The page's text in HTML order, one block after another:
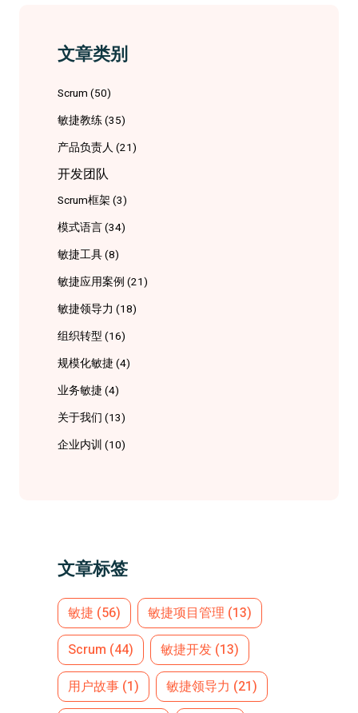
文章类别
Scrum (50)
敏捷教练(35)
产品负责人(21)
开发团队
Scrum框架 (3)
模式语言(34)
敏捷工具(8)
敏捷应用案例 (21)
敏捷领导力 (18)
组织转型(16)
规模化敏捷(4)
业务敏捷(4)
关于我们 (13)
企业内训 (10)
文章标签
敏捷 (56) 敏捷项目管理 (13)
Scrum (44) 敏捷开发 (13)
用户故事 (1) 敏捷领导力 (21)